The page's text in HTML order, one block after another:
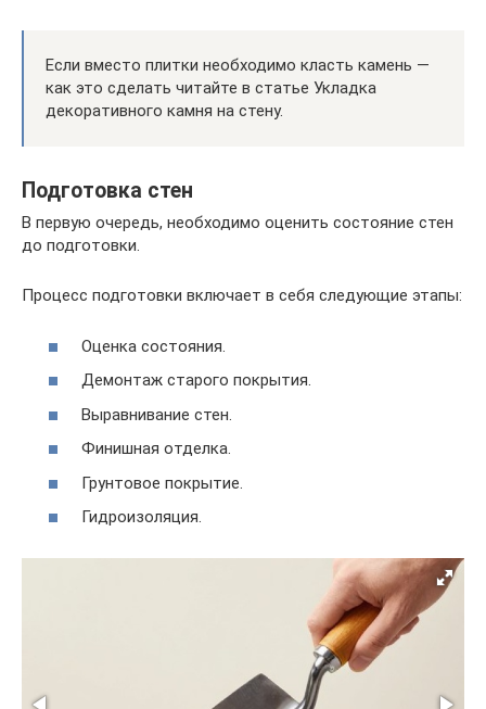
Если вместо плитки необходимо класть камень —
как это сделать читайте в статье Укладка
декоративного камня на стену.
Подготовка стен
В первую очередь, необходимо оценить состояние стен
до подготовки.
Процесс подготовки включает в себя следующие этапы:
Оценка состояния.
Демонтаж старого покрытия.
Выравнивание стен.
Финишная отделка.
Грунтовое покрытие.
Гидроизоляция.